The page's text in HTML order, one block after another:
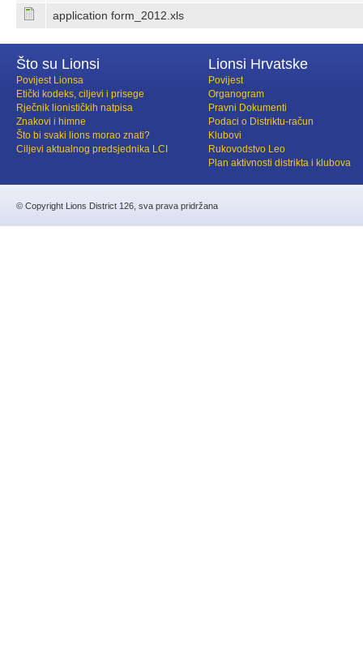
application form_2012.xls
Što su Lionsi
Povijest Lionsa
Etički kodeks, ciljevi i prisege
Rječnik lionističkih natpisa
Znakovi i himne
Što bi svaki lions morao znati?
Ciljevi aktualnog predsjednika LCI
Lionsi Hrvatske
Povijest
Organogram
Pravni Dokumenti
Podaci o Distriktu-račun
Klubovi
Rukovodstvo Leo
Plan aktivnosti distrikta i klubova
© Copyright Lions District 126, sva prava pridržana